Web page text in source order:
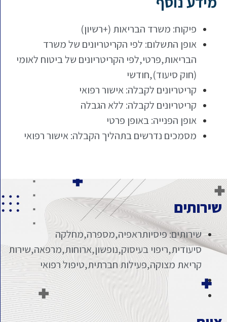
פיקוח: משרד הבריאות (+רשיון)
אופן התשלום: לפי הקריטריונים של משרד
הבריאות,פרטי,לפי הקריטריונים של ביטוח לאומי
(חוק סיעוד),חודשי
קריטריונים לקבלה: אישור רפואי
קריטריונים לקבלה: ללא הגבלה
אופן הפנייה: באופן פרטי
מסמכים נדרשים בתהליך הקבלה: אישור רפואי
שירותים
שירותים: פיסיותראפיה,מספרה,מחלקה
סיעודית,ריפוי בעיסוק,נופשון,ארוחות,מרפאה,שירות
קריאת מצוקה,פעילות חברתית,טיפול רפואי